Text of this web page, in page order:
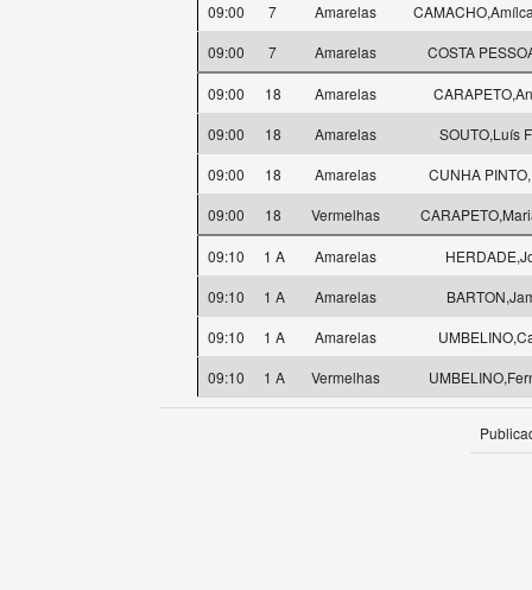
09:00
7 Amarelas
09:00
7 Amarelas COSTA
09:00 18 Amarelas
09:00
18 Amarelas
SOUTO,Luís
09:00
18 Amarelas
CUNHA
09:00
18 Vermelhas
09:10 1 A Amarelas
09:10
1 A Amarelas
09:10
1 A Amarelas
09:10
1 A Vermelhas